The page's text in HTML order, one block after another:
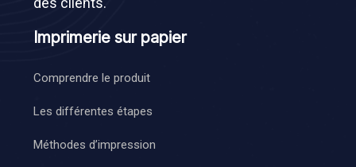
Imprimerie sur papier
Comprendre le produit
Les différentes étapes
Méthodes d’impression